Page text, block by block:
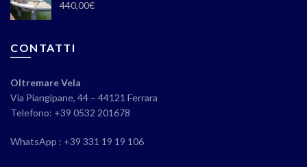
440,00€
CONTATTI
Oltremare Vela
Via Piangipane, 44 – 44121 Ferrara
Telefono: +39 0532 201678
WhatsApp : +39 331 19 19 106